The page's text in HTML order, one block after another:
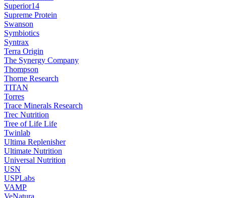
Superior14
Supreme Protein
Swanson
Symbiotics
Syntrax
Terra Origin
The Synergy Company
Thompson
Thorne Research
TITAN
Torres
Trace Minerals Research
Trec Nutrition
Tree of Life Life
Twinlab
Ultima Replenisher
Ultimate Nutrition
Universal Nutrition
USN
USPLabs
VAMP
VeNatura